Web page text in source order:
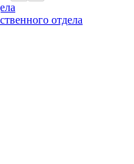
отдела